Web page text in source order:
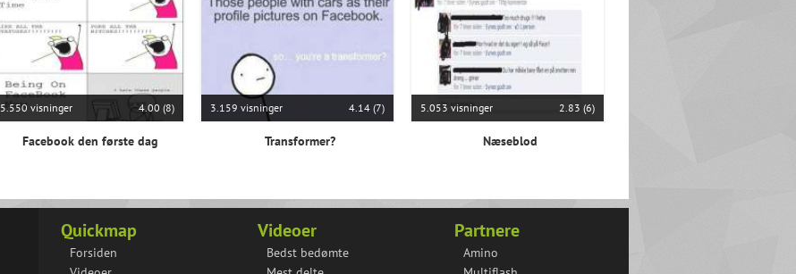
5.550 visninger 4.00 (8)
Facebook den første dag
3.159 visninger 4.14 (7)
Transformer?
5.053 visninger 2.83 (6)
Næseblod
Partnere
Amino
Videoer
Bedst bedømte
Quickmap
Forsiden